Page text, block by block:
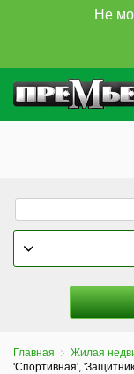
Не
Главная Жилая
'Спортивная',